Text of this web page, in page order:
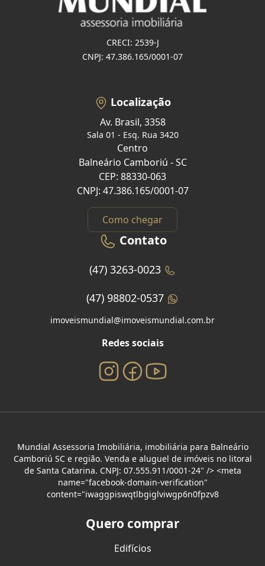
CRECI: 2539-J
CNPJ: 47.386.165/0001-07
Localização
Av. Brasil, 3358
Sala 01 - Esq. Rua 3420
Centro
Balneário Camboriú - SC
CEP: 88330-063
CNPJ: 47.386.165/0001-07
Como chegar
Contato
(47) 3263-0023
(47) 98802-0537
imoveismundial@imoveismundial.com.br
Redes sociais
Mundial Assessoria Imobiliária, imobiliária para Balneário
Camboriú SC e região. Venda e aluguel de imóveis no litoral
de Santa Catarina. CNPJ: 07.555.911/0001-24" /> <meta
name="facebook-domain-verification"
content="iwaggpiswqtlbgiglviwgp6n0fpzv8
Quero comprar
Edifícios